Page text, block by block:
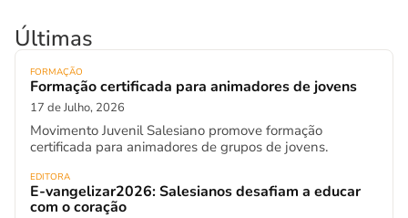
Últimas
FORMAÇÃO
Formação certificada para animadores de jovens
17 de Julho, 2026
Movimento Juvenil Salesiano promove formação
certificada para animadores de grupos de jovens.
EDITORA
E-vangelizar2026: Salesianos desafiam a educar
com o coração